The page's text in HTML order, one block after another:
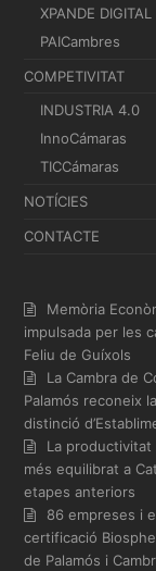
XPANDE DIGITAL
PAICambres
COMPETIVITAT
INDUSTRIA 4.0
InnoCámaras
TICCámaras
NOTÍCIES
CONTACTE
Memòria
impulsada per les
Feliu de Guíxols
La Cambra de
Palamós reconeix
distinció
La productivitat
més equilibrat a
etapes anteriors
86 empreses i
certificació
de Palamós i